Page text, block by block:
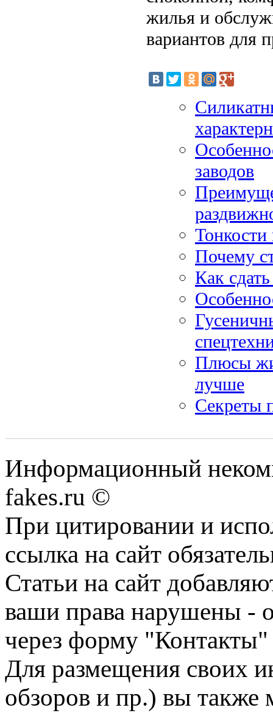
жилья и
вариантов для
заводов
Почему
Как
Плюсы
лучше
Секреты
Информационный
fakes.ru ©
При цитировании и
ссылка на сайт
Статьи на сайт
ваши права нарушены -
через форму "Контакты"
Для размещения своих
обзоров и пр.) вы также